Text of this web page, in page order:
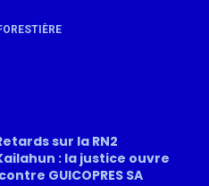
sur la RN2
: la justice ouvre
GUICOPRES SA